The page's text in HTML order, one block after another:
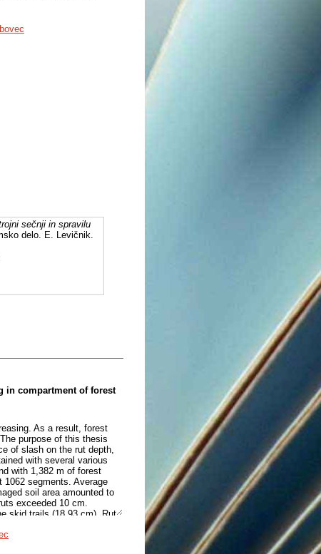
le po enem merilu, ki kot
raziskave so pomembni
različnih meril
sečnji in spravilu
delo. E. Levičnik.
in compartment of forest
As a result, forest
purpose of this thesis
of slash on the rut depth,
with several various
with 1,382 m of forest
1062 segments. Average
soil area amounted to
exceeded 10 cm.
skid trails (18.93 cm). Rut
only under one